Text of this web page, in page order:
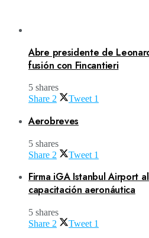
Abre presidente de
fusión con Fincantieri
5 shares
Share 2 Tweet 1
Aerobreves
5 shares
Share 2 Tweet 1
Firma iGA Istanbul Airport
capacitación aeronáutica
5 shares
Share 2 Tweet 1